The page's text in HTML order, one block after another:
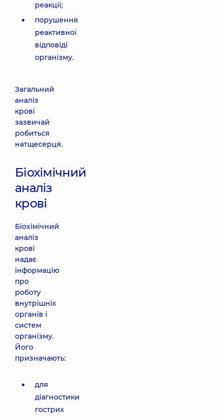
реакції;
порушення
реактивної
відповіді
організму.
Загальний
аналіз
крові
зазвичай
робиться
натщесерця.
Біохімічний
аналіз
крові
Біохімічний
аналіз
крові
надає
інформацію
про
роботу
внутрішніх
органів і
систем
організму.
Його
призначають:
для
діагностики
гострих